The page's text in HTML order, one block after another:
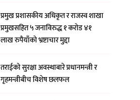
प्रमुख प्रशासकीय अधिकृत र राजस्व शाखा
प्रमुखसहित ५ जनाविरुद्ध १ करोड ४१
लाख रुपैयाँको भ्रष्टाचार मुद्दा
तराईको सुरक्षा अवस्थाबारे प्रधानमन्त्री र
गृहमन्त्रीबीच विशेष छलफल